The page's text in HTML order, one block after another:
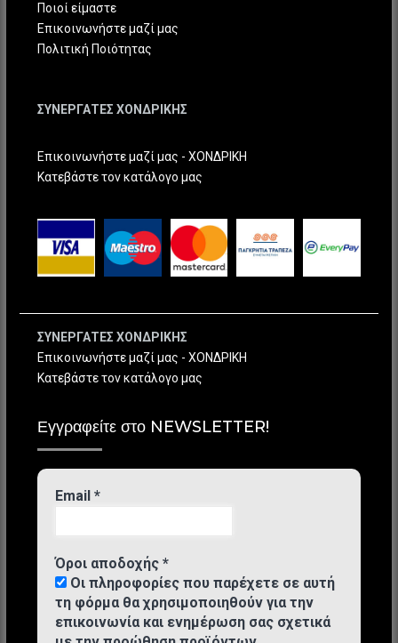
Ποιοί είμαστε
Επικοινωνήστε μαζί μας
Πολιτική Ποιότητας
ΣΥΝΕΡΓΑΤΕΣ ΧΟΝΔΡΙΚΗΣ
Επικοινωνήστε μαζί μας - ΧΟΝΔΡΙΚΗ
Κατεβάστε τον κατάλογο μας
ΣΥΝΕΡΓΑΤΕΣ ΧΟΝΔΡΙΚΗΣ
Επικοινωνήστε μαζί μας - ΧΟΝΔΡΙΚΗ
Κατεβάστε τον κατάλογο μας
Εγγραφείτε στο NEWSLETTER!
Email *
Όροι αποδοχής *
Οι πληροφορίες που παρέχετε σε αυτή
τη φόρμα θα χρησιμοποιηθούν για την
επικοινωνία και ενημέρωση σας σχετικά